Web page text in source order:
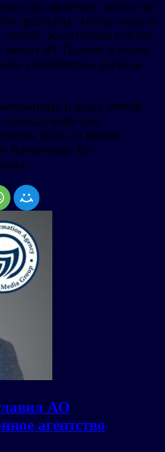
бы, конечно, чтобы нас
депутаты, чтобы оказали
желательно в черте
минут 40. Почему в черте
элементарно доехала
и рады любой
корм для
быта. О жизни
Валентины Во
АО
агентство